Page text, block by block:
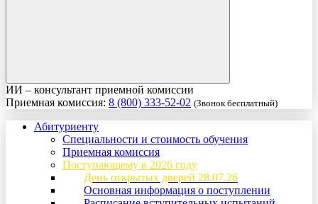
ИИ – консультант приемной комиссии
Приемная комиссия: 8 (800) 333-52-02 (Звонок бесплатный)
Абитуриенту
Специальности и стоимость обучения
Приемная комиссия
Поступающему в 2026 году
День открытых дверей 28.07.26
Основная информация о поступлении